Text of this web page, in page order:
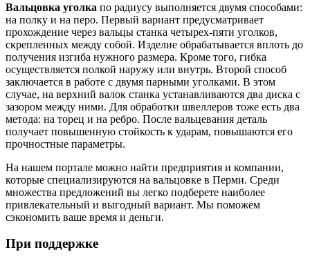
Вальцовка уголка по радиусу выполняется двумя способами:
на полку и на перо. Первый вариант предусматривает
прохождение через вальцы станка четырех-пяти уголков,
скрепленных между собой. Изделие обрабатывается вплоть до
получения изгиба нужного размера. Кроме того, гибка
осуществляется полкой наружу или внутрь. Второй способ
заключается в работе с двумя парными уголками. В этом
случае, на верхний валок станка устанавливаются два диска с
зазором между ними. Для обработки швеллеров тоже есть два
метода: на торец и на ребро. После вальцевания деталь
получает повышенную стойкость к ударам, повышаются его
прочностные параметры.
На нашем портале можно найти предприятия и компании,
которые специализируются на вальцовке в Перми. Среди
множества предложений вы легко подберете наиболее
привлекательный и выгодный вариант. Мы поможем
сэкономить ваше время и деньги.
При поддержке